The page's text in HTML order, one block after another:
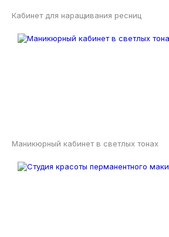
Кабинет для наращивания ресниц
Маникюрный кабинет в светлых тонах